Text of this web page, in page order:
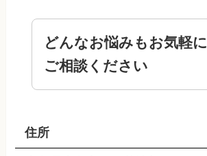
どんなお悩みもお気軽に
ご相談ください
住所